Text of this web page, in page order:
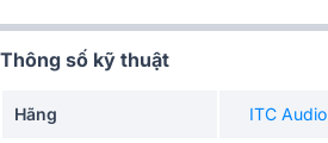
Thông số kỹ thuật
Hãng ITC Audio